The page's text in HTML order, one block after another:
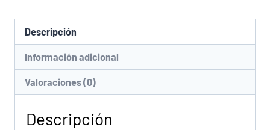
Descripción
Información adicional
Valoraciones (0)
Descripción